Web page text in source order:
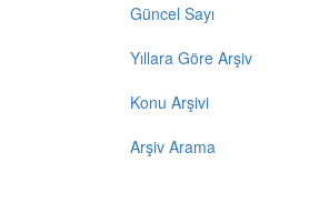
Güncel Sayı
Yıllara Göre Arşiv
Konu Arşivi
Arşiv Arama